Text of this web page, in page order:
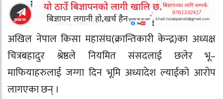
अखिल नेपाल किसा महासंघ(क्रान्तिकारी केन्द्र)का अध्यक्ष
चित्रबहादुर श्रेष्ठले नियमित संसदलाई छलेर भू–
माफियाहरुलाई जग्गा दिन भूमि अध्यादेश ल्याईको आरोप
लागएका छन् ।